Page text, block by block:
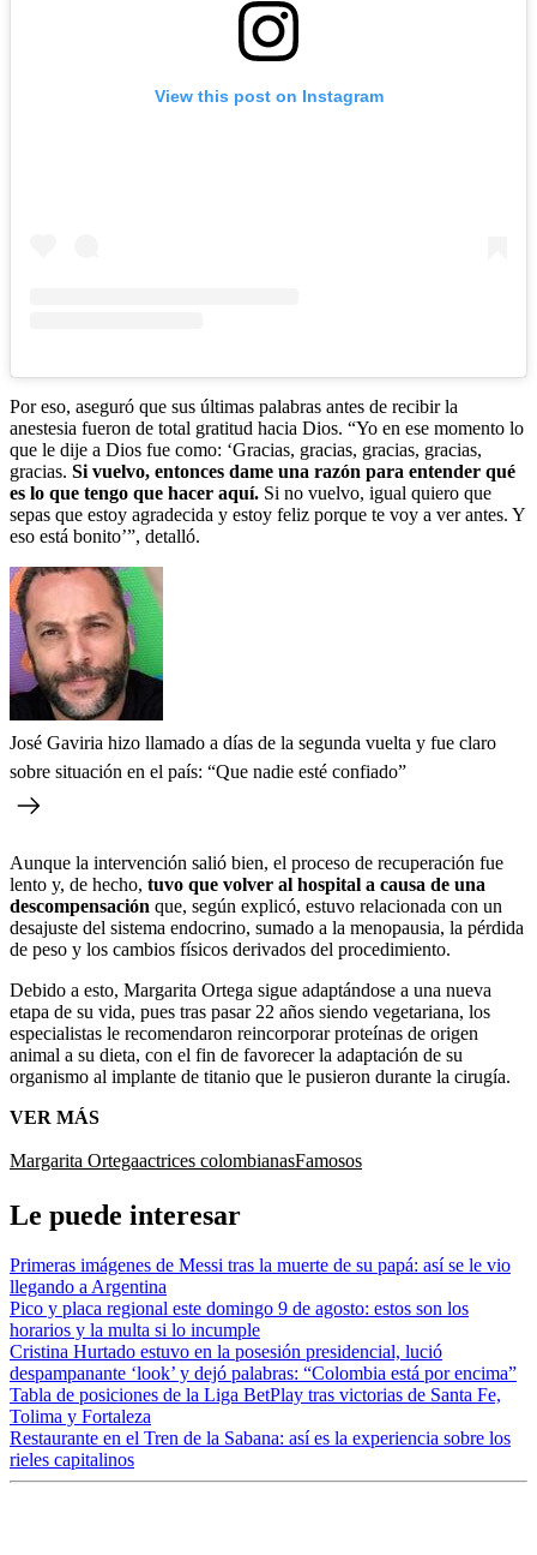
View this post on Instagram
Por eso, aseguró que sus últimas palabras antes de recibir la
anestesia fueron de total gratitud hacia Dios. “Yo en ese momento lo
que le dije a Dios fue como: ‘Gracias, gracias, gracias, gracias,
gracias. Si vuelvo, entonces dame una razón para entender qué
es lo que tengo que hacer aquí. Si no vuelvo, igual quiero que
sepas que estoy agradecida y estoy feliz porque te voy a ver antes. Y
eso está bonito’”, detalló.
José Gaviria hizo llamado a días de la segunda vuelta y fue claro
sobre situación en el país: “Que nadie esté confiado”
Aunque la intervención salió bien, el proceso de recuperación fue
lento y, de hecho, tuvo que volver al hospital a causa de una
descompensación que, según explicó, estuvo relacionada con un
desajuste del sistema endocrino, sumado a la menopausia, la pérdida
de peso y los cambios físicos derivados del procedimiento.
Debido a esto, Margarita Ortega sigue adaptándose a una nueva
etapa de su vida, pues tras pasar 22 años siendo vegetariana, los
especialistas le recomendaron reincorporar proteínas de origen
animal a su dieta, con el fin de favorecer la adaptación de su
organismo al implante de titanio que le pusieron durante la cirugía.
VER MÁS
Margarita Ortegaactrices colombianasFamosos
Le puede interesar
Primeras imágenes de Messi tras la muerte de su papá: así se le vio
llegando a Argentina
Pico y placa regional este domingo 9 de agosto: estos son los
horarios y la multa si lo incumple
Cristina Hurtado estuvo en la posesión presidencial, lució
despampanante ‘look’ y dejó palabras: “Colombia está por encima”
Tabla de posiciones de la Liga BetPlay tras victorias de Santa Fe,
Tolima y Fortaleza
Restaurante en el Tren de la Sabana: así es la experiencia sobre los
rieles capitalinos